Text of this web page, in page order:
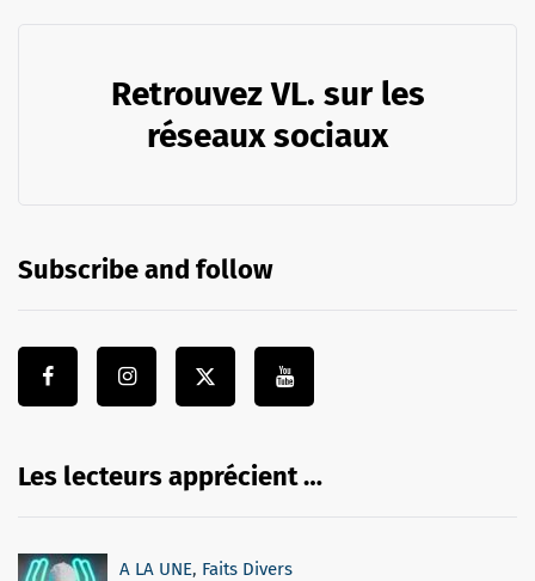
Retrouvez VL. sur les
réseaux sociaux
Subscribe and follow
Les lecteurs apprécient …
A LA UNE, Faits Divers